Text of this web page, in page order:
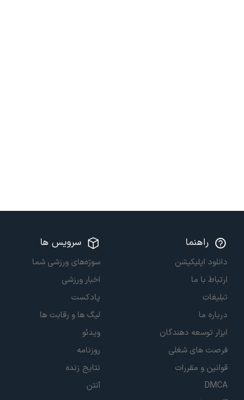
راهنما
دانلود اپلیکیشن
ارتباط با ما
تبلیغات
درباره ما
ابزار توسعه دهندگان
فرصت های شغلی
قوانین و مقررات
DMCA
سرویس ها
سوژه‌های ورزشی شما
اخبار ورزشی
پادکست
لیگ ها و رقابت ها
ویدئو
روزنامه
نتایج زنده
آنتن